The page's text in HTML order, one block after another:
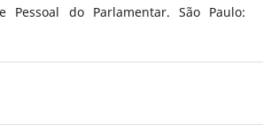
Pessoal do Parlamentar. São Paulo: